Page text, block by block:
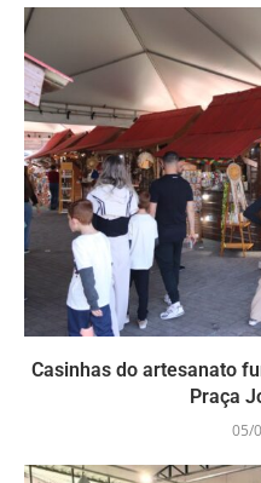
Casinhas do artesanato
Praça
05/